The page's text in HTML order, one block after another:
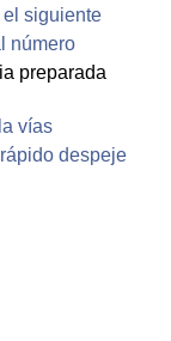
el siguiente
número
preparada
vías
despeje